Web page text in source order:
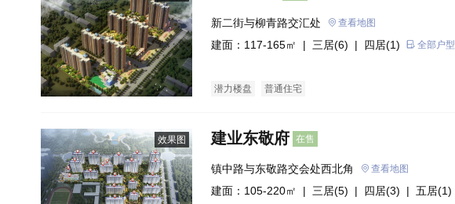
新二街与柳青路交汇处 查看地图
建面：117-165㎡ | 三居(6) | 四居(1) 全部户型
潜力楼盘 普通住宅
效果图 建业东敬府 在售
镇中路与东敬路交会处西北角 查看地图
建面：105-220㎡ | 三居(5) | 四居(3) | 五居(1)